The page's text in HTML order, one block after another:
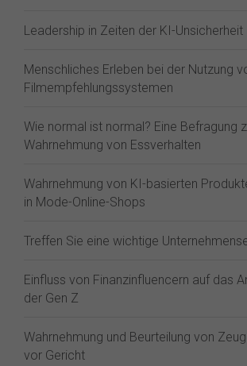
Leadership in Zeiten der KI-Unsicherheit
Menschliches Erleben bei der Nutzung
Filmempfehlungssystemen
Wie normal ist normal? Eine Befragung
Wahrnehmung von Essverhalten
Wahrnehmung von KI-basierten
in Mode-Online-Shops
Treffen Sie eine wichtige
Einfluss von Finanzinfluencern auf das
der Gen Z⁠
Wahrnehmung und Beurteilung von
vor Gericht